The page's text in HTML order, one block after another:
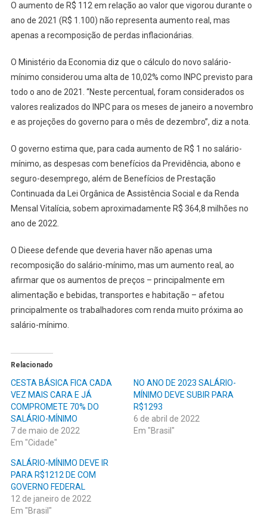
O aumento de R$ 112 em relação ao valor que vigorou durante o
ano de 2021 (R$ 1.100) não representa aumento real, mas
apenas a recomposição de perdas inflacionárias.
O Ministério da Economia diz que o cálculo do novo salário-
mínimo considerou uma alta de 10,02% como INPC previsto para
todo o ano de 2021. “Neste percentual, foram considerados os
valores realizados do INPC para os meses de janeiro a novembro
e as projeções do governo para o mês de dezembro”, diz a nota.
O governo estima que, para cada aumento de R$ 1 no salário-
mínimo, as despesas com benefícios da Previdência, abono e
seguro-desemprego, além de Benefícios de Prestação
Continuada da Lei Orgânica de Assistência Social e da Renda
Mensal Vitalícia, sobem aproximadamente R$ 364,8 milhões no
ano de 2022.
O Dieese defende que deveria haver não apenas uma
recomposição do salário-mínimo, mas um aumento real, ao
afirmar que os aumentos de preços – principalmente em
alimentação e bebidas, transportes e habitação – afetou
principalmente os trabalhadores com renda muito próxima ao
salário-mínimo.
Relacionado
CESTA BÁSICA FICA CADA
VEZ MAIS CARA E JÁ
COMPROMETE 70% DO
SALÁRIO-MÍNIMO
7 de maio de 2022
Em "Cidade"
NO ANO DE 2023 SALÁRIO-
MÍNIMO DEVE SUBIR PARA
R$1293
6 de abril de 2022
Em "Brasil"
SALÁRIO-MÍNIMO DEVE IR
PARA R$1212 DE COM
GOVERNO FEDERAL
12 de janeiro de 2022
Em "Brasil"